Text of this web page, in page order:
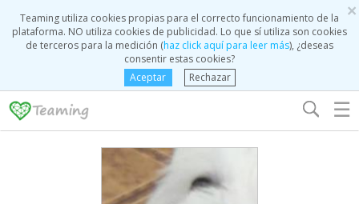
×
Teaming utiliza cookies propias para el correcto funcionamiento de la
plataforma. NO utiliza cookies de publicidad. Lo que sí utiliza son cookies
de terceros para la medición (haz click aquí para leer más), ¿deseas
consentir estas cookies?
Aceptar
Rechazar
☰